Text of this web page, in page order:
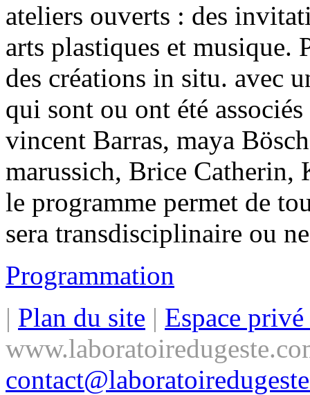
ateliers ouverts : des
arts plastiques et musique.
des créations in situ. avec
qui sont ou ont été
vincent Barras, maya
marussich, Brice Catherin,
le programme permet de
sera transdisciplinaire ou
Programmation
| Plan du site | Espace privé